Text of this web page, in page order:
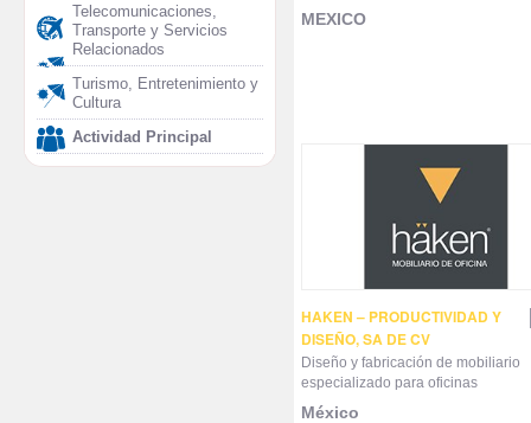
Telecomunicaciones,
Transporte y Servicios
Relacionados
Turismo, Entretenimiento y
Cultura
Actividad Principal
MEXICO
HAKEN – PRODUCTIVIDAD Y
DISEÑO, SA DE CV
Diseño y fabricación de mobiliario
especializado para oficinas
México